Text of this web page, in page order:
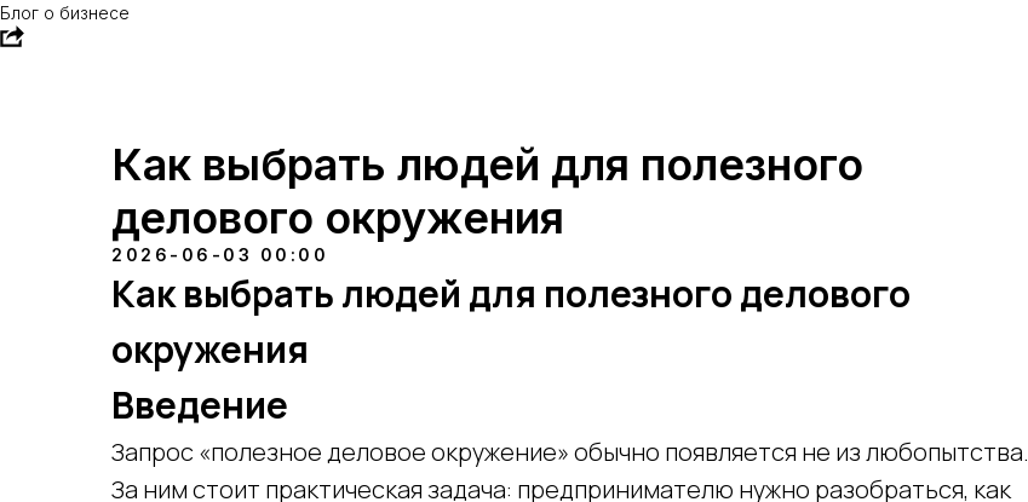
Блог о бизнесе
Как выбрать людей для полезного
делового окружения
2026-06-03 00:00
Как выбрать людей для полезного делового
окружения
Введение
Запрос «полезное деловое окружение» обычно появляется не из любопытства.
За ним стоит практическая задача: предпринимателю нужно разобраться, как